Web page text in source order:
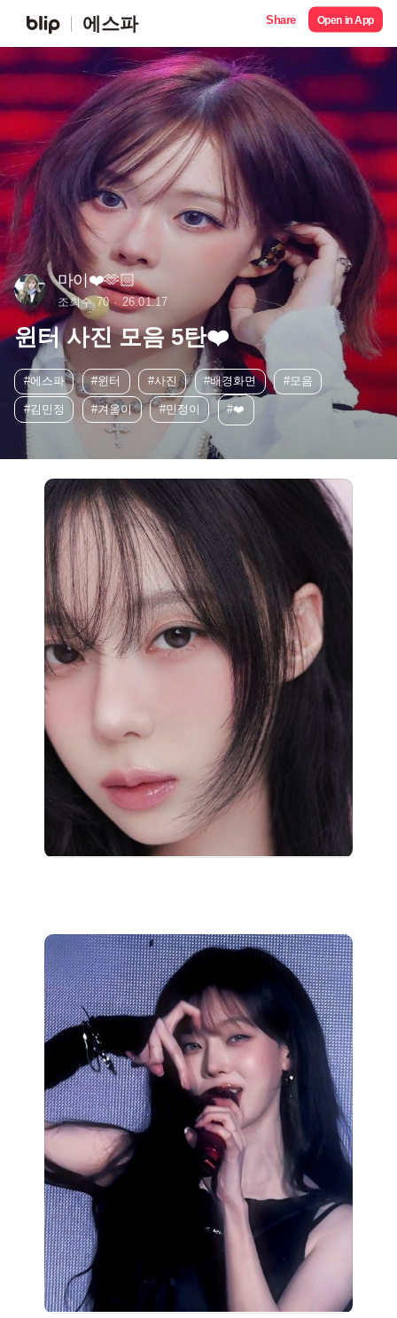
에스파 Share Open in App
마이❤️🫶🏻
조회수 70 26.01.17
윈터 사진 모음 5탄❤️
#에스파 #윈터 #사진 #배경화면 #모음
#김민정 #겨울이 #민정이 #❤️